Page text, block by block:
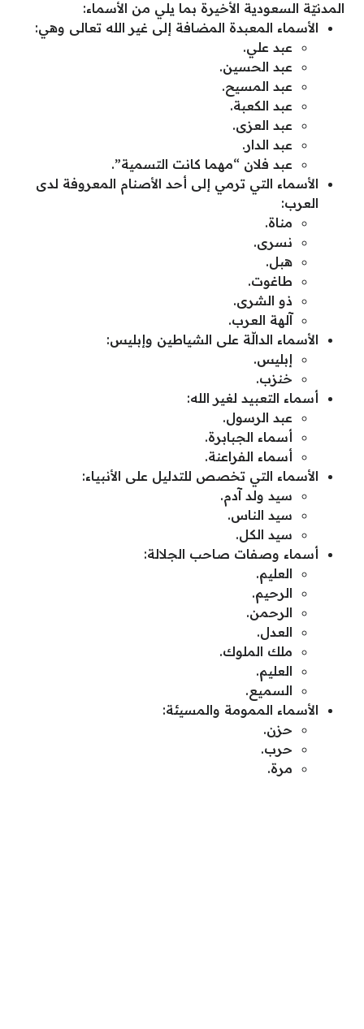
المدنيّة السعودية الأخيرة بما يلي من الأسماء:
الأسماء المعبدة المضافة إلى غير الله تعالى وهي:
عبد علي.
عبد الحسين.
عبد المسيح.
عبد الكعبة.
عبد العزى.
عبد الدار.
عبد فلان “مهما كانت التسمية”.
الأسماء التي ترمي إلى أحد الأصنام المعروفة لدى
العرب:
مناة.
نسرى.
هبل.
طاغوت.
ذو الشرى.
آلهة العرب.
الأسماء الدالّة على الشياطين وإبليس:
إبليس.
خنزب.
أسماء التعبيد لغير الله:
عبد الرسول.
أسماء الجبابرة.
أسماء الفراعنة.
الأسماء التي تخصص للتدليل على الأنبياء:
سيد ولد آدم.
سيد الناس.
سيد الكل.
أسماء وصفات صاحب الجلالة:
العليم.
الرحيم.
الرحمن.
العدل.
ملك الملوك.
العليم.
السميع.
الأسماء الممومة والمسيئة:
حزن.
حرب.
مرة.